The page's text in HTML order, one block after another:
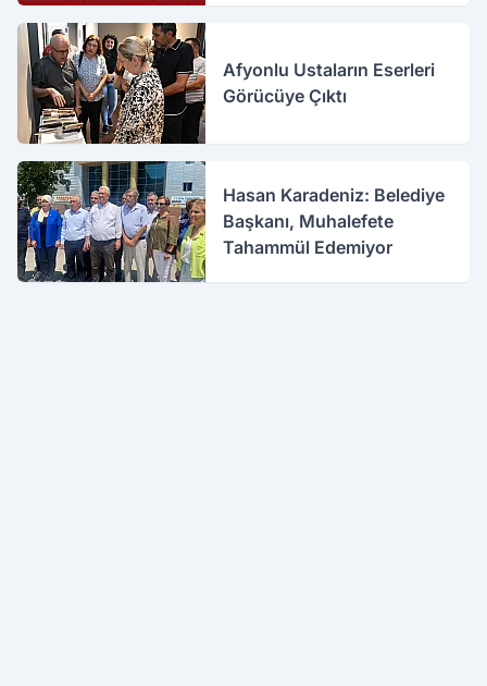
Afyonlu Ustaların Eserleri
Görücüye Çıktı
Hasan Karadeniz: Belediye
Başkanı, Muhalefete
Tahammül Edemiyor